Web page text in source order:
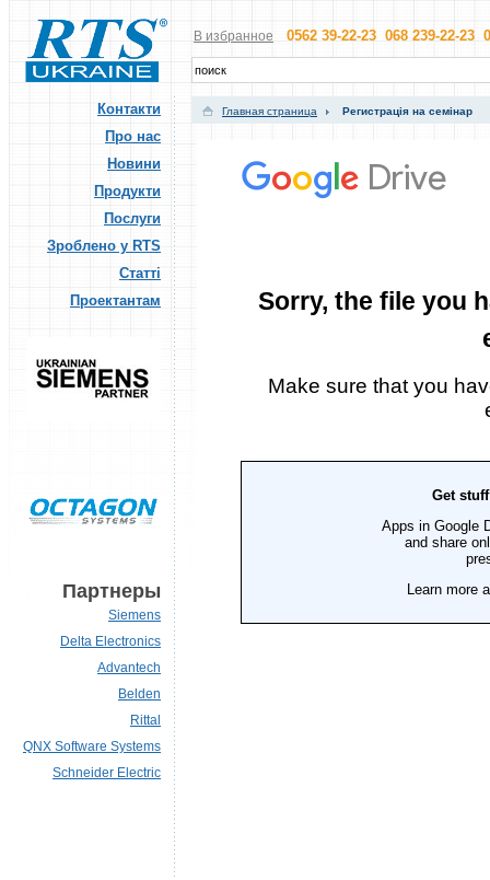
В избранное 0562 39-22-23 068 239-22-23
Контакти
Про нас
Новини
Продукти
Послуги
Зроблено у RTS
Статті
Проектантам
Партнеры
Siemens
Delta Electronics
Advantech
Belden
Rittal
QNX Software Systems
Schneider Electric
Главная страница Регистрація на семінар